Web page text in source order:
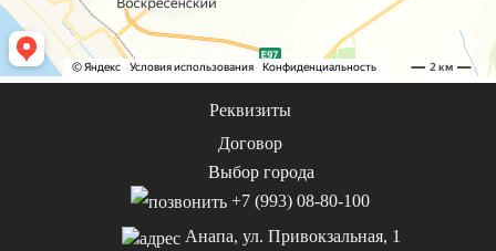
Реквизиты
Договор
Выбор города
+7 (993) 08-80-100
Анапа, ул. Привокзальная, 1